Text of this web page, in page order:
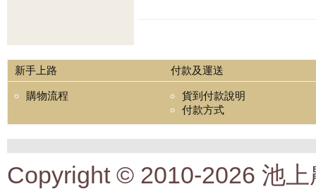
新手上路 付款及運送
購物流程
貨到付款說明
付款方式
Copyright © 2010-2026 池